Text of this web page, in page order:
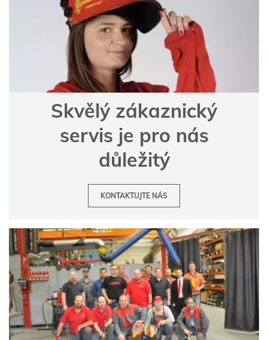
Skvělý zákaznický
servis je pro nás
důležitý
KONTAKTUJTE NÁS